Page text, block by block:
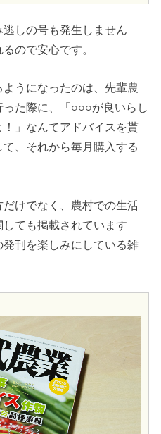
しの号も発生しません
ので安心です。
うになったのは、先輩農
た際に、「○○○が良いらし
」なんてアドバイスを貰
、それから毎月購入する
けでなく、農村での生活
ても掲載されています
刊を楽しみにしている雑